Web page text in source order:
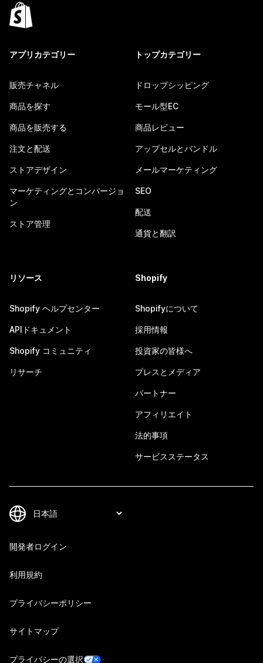
アプリカテゴリー
販売チャネル
商品を探す
商品を販売する
注文と配送
ストアデザイン
マーケティングとコンバージョ
ン
ストア管理
トップカテゴリー
ドロップシッピング
モール型EC
商品レビュー
アップセルとバンドル
メールマーケティング
SEO
配送
通貨と翻訳
リソース
Shopify ヘルプセンター
APIドキュメント
Shopify コミュニティ
リサーチ
Shopify
Shopifyについて
採用情報
投資家の皆様へ
プレスとメディア
パートナー
アフィリエイト
法的事項
サービスステータス
開発者ログイン
利用規約
プライバシーポリシー
サイトマップ
プライバシーの選択